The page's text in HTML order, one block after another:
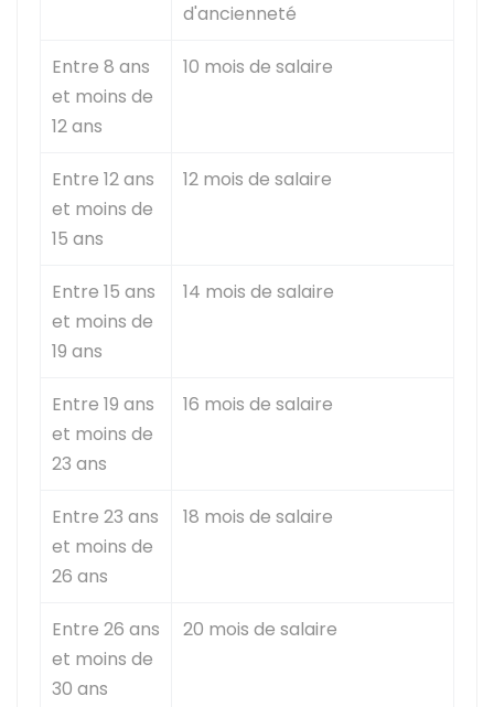
d'ancienneté
Entre 8 ans
et moins de
12 ans
10 mois de salaire
Entre 12 ans
et moins de
15 ans
12 mois de salaire
Entre 15 ans
et moins de
19 ans
14 mois de salaire
Entre 19 ans
et moins de
23 ans
16 mois de salaire
Entre 23 ans
et moins de
26 ans
18 mois de salaire
Entre 26 ans
et moins de
30 ans
20 mois de salaire